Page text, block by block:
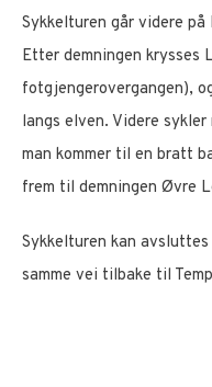
Sykkelturen går videre
Etter demningen krysses
fotgjengerovergangen),
langs elven. Videre
man kommer til en bratt
frem til demningen Øvre
Sykkelturen kan
samme vei tilbake til